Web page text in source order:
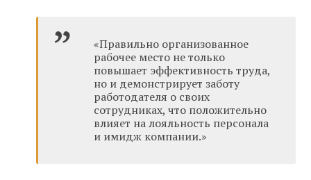
«Правильно организованное
рабочее место не только
повышает эффективность труда,
но и демонстрирует заботу
работодателя о своих
сотрудниках, что положительно
влияет на лояльность персонала
и имидж компании.»